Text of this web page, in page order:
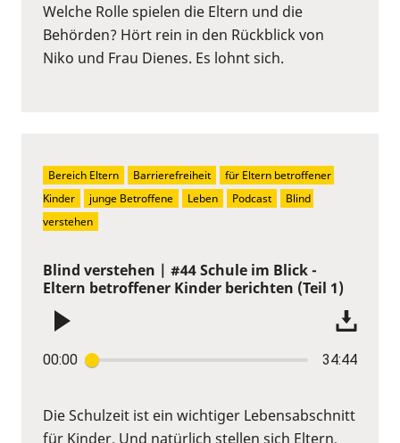
Welche Rolle spielen die Eltern und die
Behörden? Hört rein in den Rückblick von
Niko und Frau Dienes. Es lohnt sich.
Blind verstehen | #44 Schule im Blick -
Eltern betroffener Kinder berichten (Teil 1)
00:00 34:44
Die Schulzeit ist ein wichtiger Lebensabschnitt
für Kinder. Und natürlich stellen sich Eltern,
Bereich Eltern Barrierefreiheit
für Eltern betroffener
Kinder
junge Betroffene Leben Podcast
Blind
verstehen